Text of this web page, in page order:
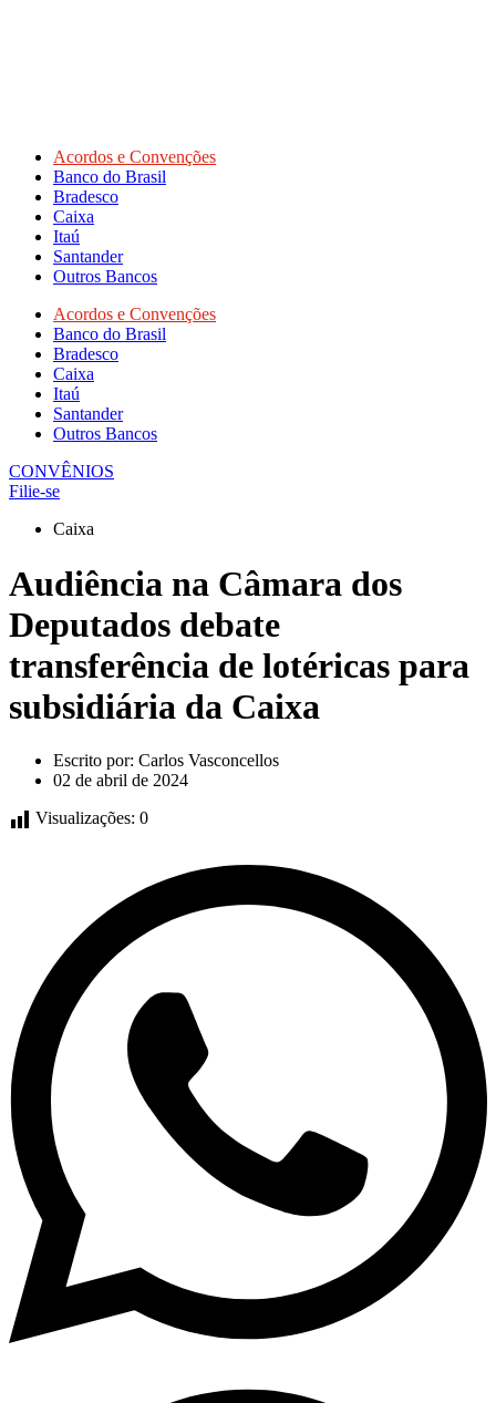
Acordos e Convenções
Banco do Brasil
Bradesco
Caixa
Itaú
Santander
Outros Bancos
Acordos e Convenções
Banco do Brasil
Bradesco
Caixa
Itaú
Santander
Outros Bancos
CONVÊNIOS
Filie-se
Caixa
Audiência na Câmara dos
Deputados debate
transferência de lotéricas para
subsidiária da Caixa
Escrito por: Carlos Vasconcellos
02 de abril de 2024
Visualizações: 0